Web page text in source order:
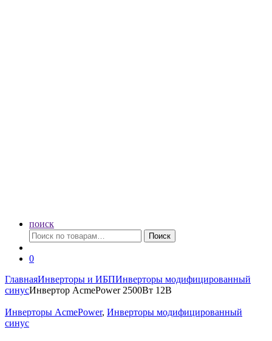
поиск
Искать:
Поиск
0
ГлавнаяИнверторы и ИБПИнверторы модифицированный
синусИнвертор AcmePower 2500Вт 12В
Инверторы AcmePower, Инверторы модифицированный
синус